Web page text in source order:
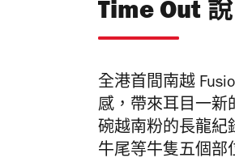
Time Out 說
全港首間南越
感，帶來耳目一新
碗越南粉的長龍紀
牛尾等牛隻五個部